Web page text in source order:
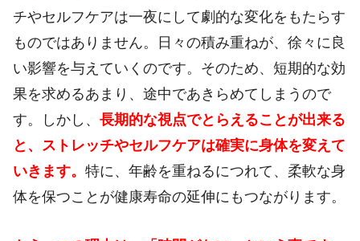
チやセルフケアは一夜にして劇的な変化をもたらす
ものではありません。日々の積み重ねが、徐々に良
い影響を与えていくのです。そのため、短期的な効
果を求めるあまり、途中であきらめてしまうので
す。しかし、 長期的な視点でとらえることが出来る
と、ストレッチやセルフケアは確実に身体を変えて
いきます。 特に、年齢を重ねるにつれて、柔軟な身
体を保つことが健康寿命の延伸にもつながります。